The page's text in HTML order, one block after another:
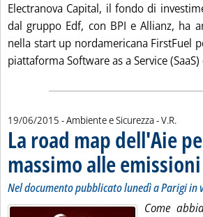
Electranova Capital, il fondo di
dal gruppo Edf, con BPI e Allianz, ha
nella start up nordamericana FirstFuel
piattaforma Software as a Service (SaaS)
19/06/2015 - Ambiente e Sicurezza -di:
V.R.
La road map dell'Aie
massimo alle emissioni
Nel documento pubblicato lunedì a Parigi in
Come